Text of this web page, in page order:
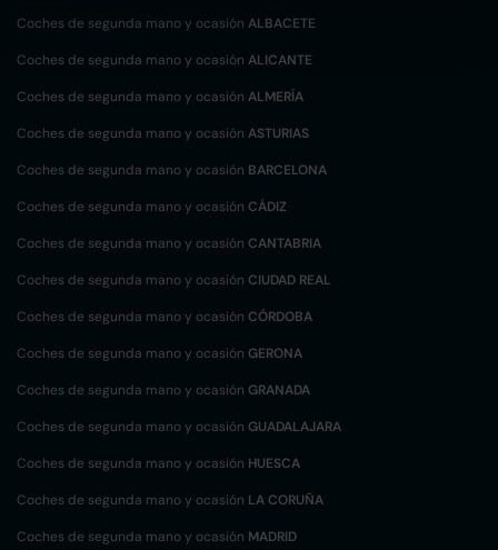
Coches de segunda mano y ocasión ALBACETE
Coches de segunda mano y ocasión ALICANTE
Coches de segunda mano y ocasión ALMERÍA
Coches de segunda mano y ocasión ASTURIAS
Coches de segunda mano y ocasión BARCELONA
Coches de segunda mano y ocasión CÁDIZ
Coches de segunda mano y ocasión CANTABRIA
Coches de segunda mano y ocasión CIUDAD REAL
Coches de segunda mano y ocasión CÓRDOBA
Coches de segunda mano y ocasión GERONA
Coches de segunda mano y ocasión GRANADA
Coches de segunda mano y ocasión GUADALAJARA
Coches de segunda mano y ocasión HUESCA
Coches de segunda mano y ocasión LA CORUÑA
Coches de segunda mano y ocasión MADRID